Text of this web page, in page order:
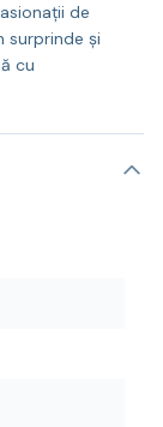
de
surprinde și
cu